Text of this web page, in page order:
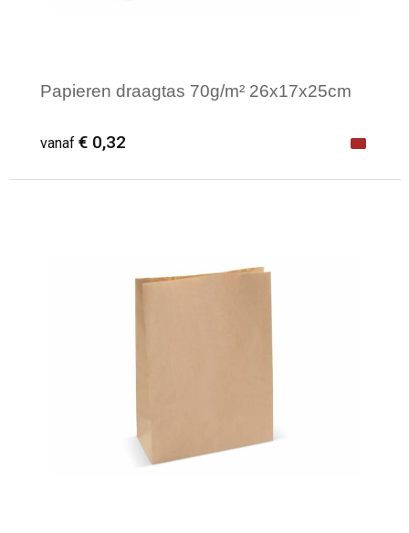
Papieren draagtas 70g/m² 26x17x25cm
vanaf € 0,32